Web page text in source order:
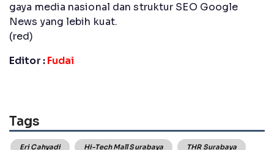
gaya media nasional dan struktur SEO Google
News yang lebih kuat.
(red)
Editor :Fudai
Tags
Eri Cahyadi Hi-Tech Mall Surabaya THR Surabaya